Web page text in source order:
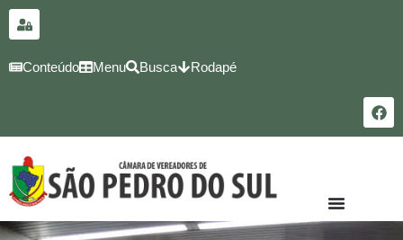
conteúdo
Conteúdo Menu Busca Rodapé